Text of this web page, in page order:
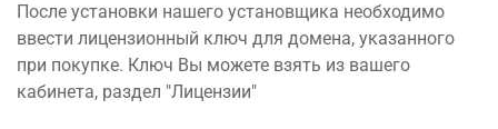
После установки нашего установщика необходимо
ввести лицензионный ключ для домена, указанного
при покупке. Ключ Вы можете взять из вашего
кабинета, раздел "Лицензии"